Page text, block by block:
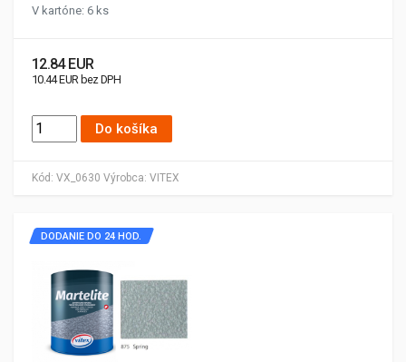
Kód: VX_0630 Výrobca: VITEX
V kartóne: 6 ks
12.84 EUR
10.44 EUR bez DPH
Do košíka
DODANIE DO 24 HOD.